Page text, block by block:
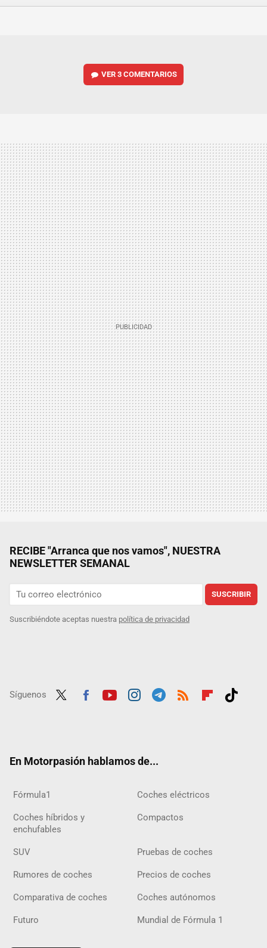
FACEBOOKTWITTERFLIPBOARD
E-
WHATSAPP
VER3 COMENTARIOS
RECIBE "Arranca que nos vamos", NUESTRA
NEWSLETTER SEMANAL
SUSCRIBIR
Suscribiéndote aceptas nuestra política de privacidad
Síguenos
En Motorpasión hablamos de...
Fórmula1 Coches eléctricos
Coches híbridos y
enchufables
Compactos
SUV Pruebas de coches
Rumores de coches Precios de coches
Comparativa de coches Coches autónomos
Futuro Mundial de Fórmula 1